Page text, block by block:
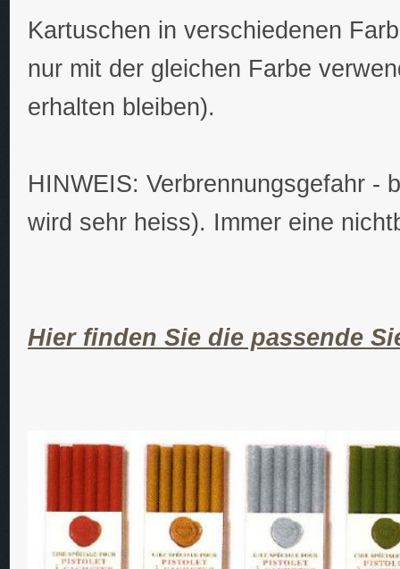
Kartuschen in verschiedenen
nur mit der gleichen Farbe
erhalten bleiben).
HINWEIS: Verbrennungsgefahr -
wird sehr heiss). Immer eine
Hier finden Sie die passende